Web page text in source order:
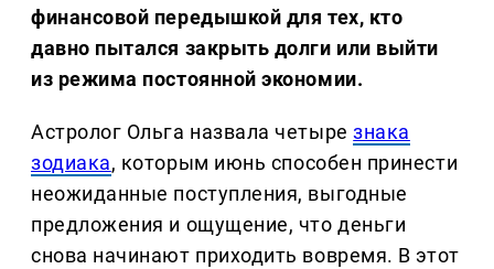
финансовой передышкой для тех, кто
давно пытался закрыть долги или выйти
из режима постоянной экономии.
Астролог Ольга назвала четырезнака
зодиака, которым июнь способен принести
неожиданные поступления, выгодные
предложения и ощущение, что деньги
снова начинают приходить вовремя. В этот